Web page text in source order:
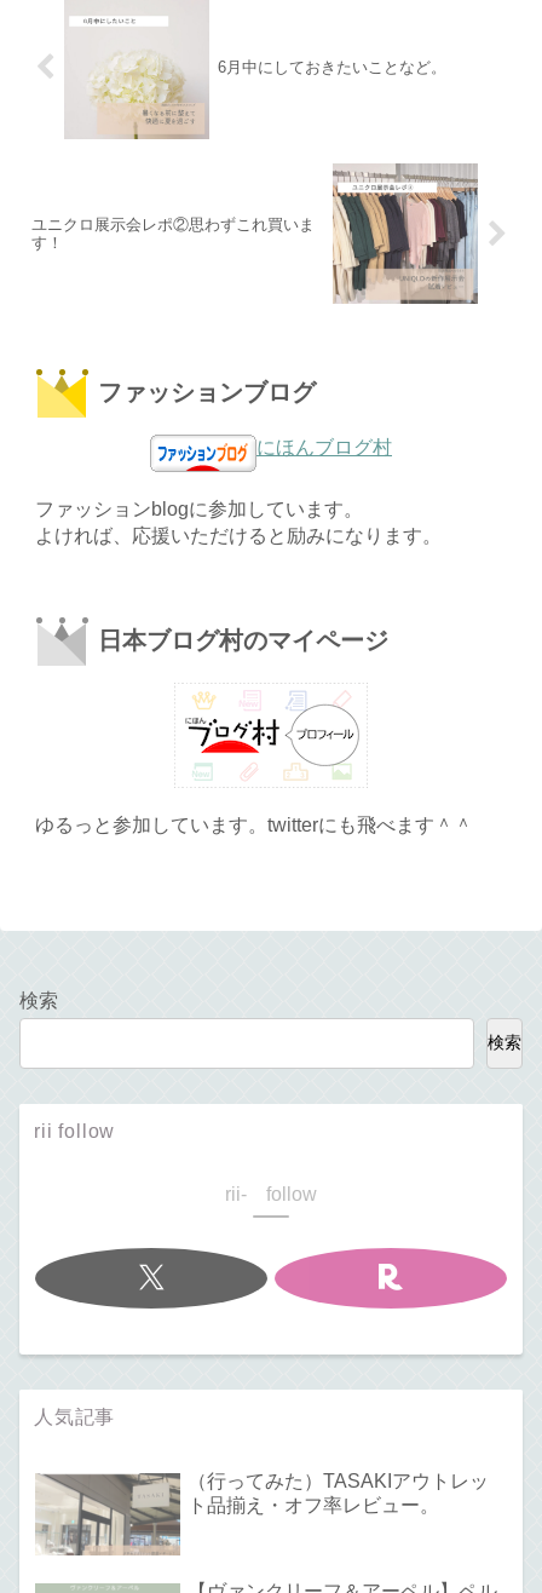
6月中にしておきたいことなど。
ユニクロ展示会レポ②思わずこれ買いま
す！
ファッションブログ
にほんブログ村
ファッションblogに参加しています。
よければ、応援いただけると励みになります。
日本ブログ村のマイページ
ゆるっと参加しています。twitterにも飛べます＾＾
検索
検索
rii follow
rii- follow
人気記事
（行ってみた）TASAKIアウトレッ
ト品揃え・オフ率レビュー。